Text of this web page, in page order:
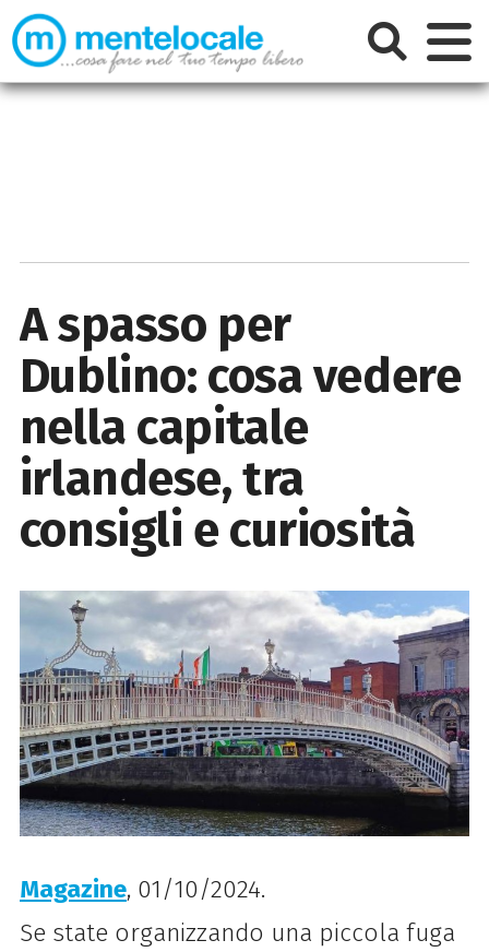
A spasso per
Dublino: cosa vedere
nella capitale
irlandese, tra
consigli e curiosità
Magazine, 01/10/2024.
Se state organizzando una piccola fuga